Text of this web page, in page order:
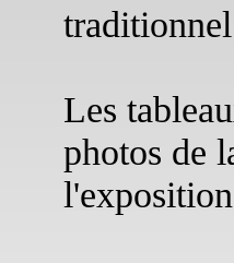
Les
photos de